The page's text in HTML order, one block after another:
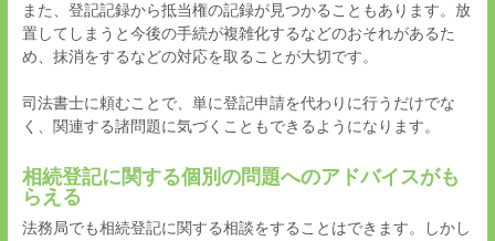
また、登記記録から抵当権の記録が見つかることもあります。放
置してしまうと今後の手続が複雑化するなどのおそれがあるた
め、抹消をするなどの対応を取ることが大切です。
司法書士に頼むことで、単に登記申請を代わりに行うだけでな
く、関連する諸問題に気づくこともできるようになります。
相続登記に関する個別の問題へのアドバイスがも
らえる
法務局でも相続登記に関する相談をすることはできます。しかし